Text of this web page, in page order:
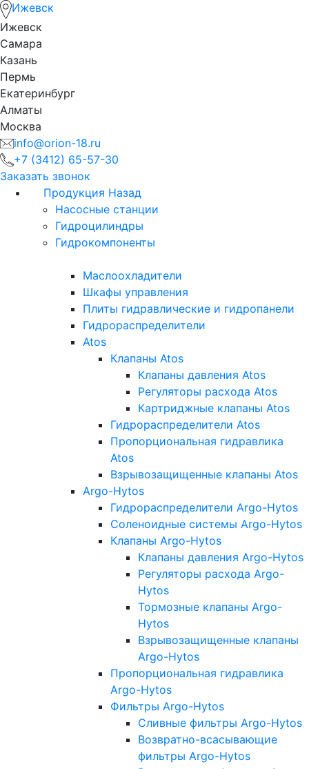
Ижевск
Ижевск
Самара
Казань
Пермь
Екатеринбург
Алматы
Москва
info@orion-18.ru
+7 (3412) 65-57-30
Заказать звонок
Продукция Назад
Насосные станции
Гидроцилиндры
Гидрокомпоненты
Маслоохладители
Шкафы управления
Плиты гидравлические и гидропанели
Гидрораспределители
Atos
Клапаны Atos
Клапаны давления Atos
Регуляторы расхода Atos
Картриджные клапаны Atos
Гидрораспределители Atos
Пропорциональная гидравлика
Atos
Взрывозащищенные клапаны Atos
Argo-Hytos
Гидрораспределители Argo-Hytos
Соленоидные системы Argo-Hytos
Клапаны Argo-Hytos
Клапаны давления Argo-Hytos
Регуляторы расхода Argo-
Hytos
Тормозные клапаны Argo-
Hytos
Взрывозащищенные клапаны
Argo-Hytos
Пропорциональная гидравлика
Argo-Hytos
Фильтры Argo-Hytos
Сливные фильтры Argo-Hytos
Возвратно-всасывающие
фильтры Argo-Hytos